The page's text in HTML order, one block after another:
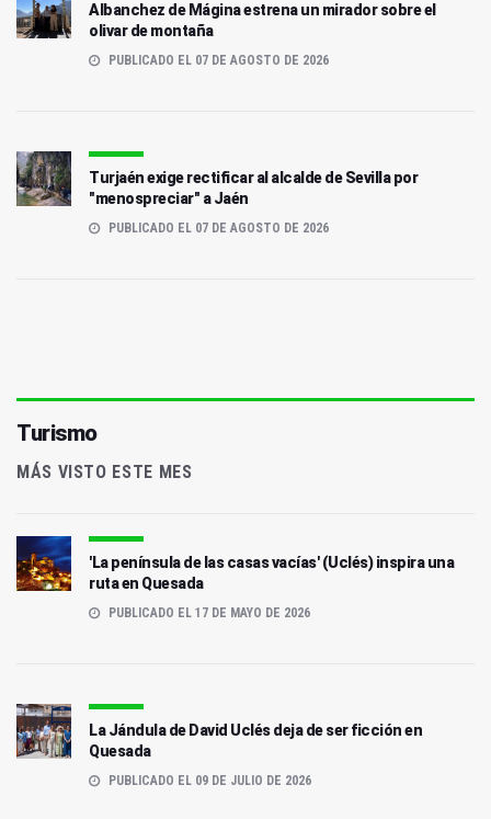
Albanchez de Mágina estrena un mirador sobre el
olivar de montaña
PUBLICADO EL 07 DE AGOSTO DE 2026
Turjaén exige rectificar al alcalde de Sevilla por
"menospreciar" a Jaén
PUBLICADO EL 07 DE AGOSTO DE 2026
Turismo
MÁS VISTO ESTE MES
'La península de las casas vacías' (Uclés) inspira una
ruta en Quesada
PUBLICADO EL 17 DE MAYO DE 2026
La Jándula de David Uclés deja de ser ficción en
Quesada
PUBLICADO EL 09 DE JULIO DE 2026